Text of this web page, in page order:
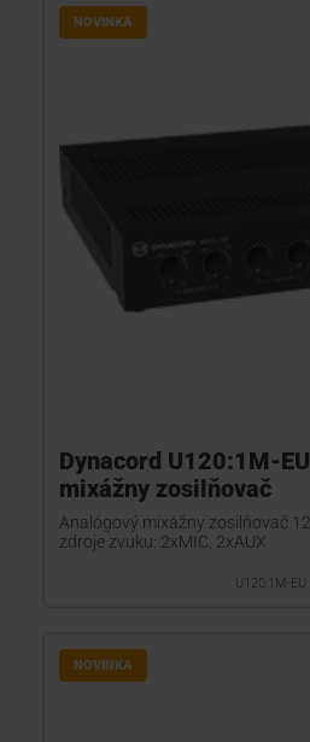
NOVINKA
Dynacord U120:1M-
mixážny zosilňovač
Analógový mixážny zosilňovač
zdroje zvuku: 2xMIC, 2xAUX
U120:1M-EU
NOVINKA